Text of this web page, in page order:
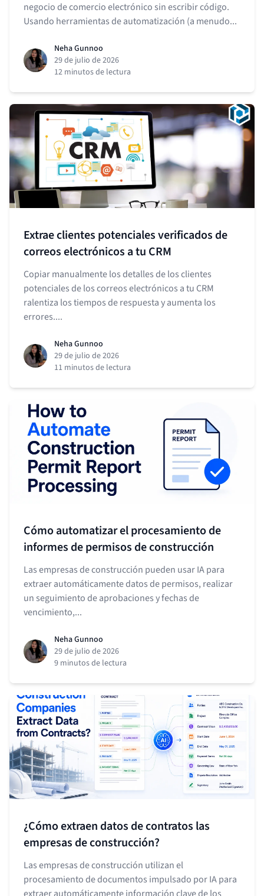
negocio de comercio electrónico sin escribir código.
Usando herramientas de automatización (a menudo...
Neha Gunnoo
29 de julio de 2026
12 minutos de lectura
Extrae clientes potenciales verificados de
correos electrónicos a tu CRM
Copiar manualmente los detalles de los clientes
potenciales de los correos electrónicos a tu CRM
ralentiza los tiempos de respuesta y aumenta los
errores....
Neha Gunnoo
29 de julio de 2026
11 minutos de lectura
Cómo automatizar el procesamiento de
informes de permisos de construcción
Las empresas de construcción pueden usar IA para
extraer automáticamente datos de permisos, realizar
un seguimiento de aprobaciones y fechas de
vencimiento,...
Neha Gunnoo
29 de julio de 2026
9 minutos de lectura
¿Cómo extraen datos de contratos las
empresas de construcción?
Las empresas de construcción utilizan el
procesamiento de documentos impulsado por IA para